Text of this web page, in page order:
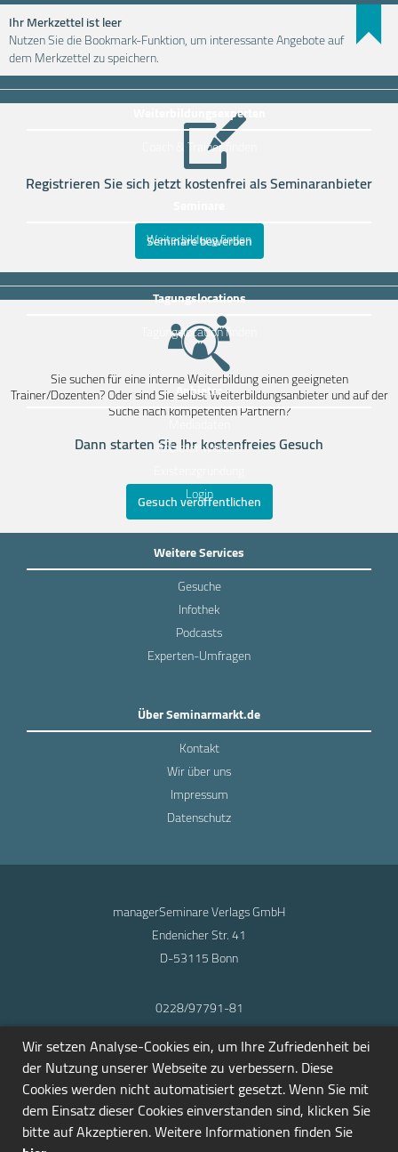
Ihr Merkzettel ist leer
Nutzen Sie die Bookmark-Funktion, um interessante Angebote auf
dem Merkzettel zu speichern.
Registrieren Sie sich jetzt kostenfrei als Seminaranbieter
Seminare bewerben
Sie suchen für eine interne Weiterbildung einen geeigneten
Trainer/Dozenten? Oder sind Sie selbst Weiterbildungsanbieter und auf der
Suche nach kompetenten Partnern?
Dann starten Sie Ihr kostenfreies Gesuch
Gesuch veröffentlichen
Weiterbildung einfach finden
Weiterbildungsexperten
Coach & Trainer finden
Weiterbildung finden
Tagungslocations
Tagungslocation finden
Anbieter
Mediadaten
Anbieter werden
Login
Weitere Services
Gesuche
Infothek
Podcasts
Experten-Umfragen
Über Seminarmarkt.de
Kontakt
Wir über uns
Impressum
Datenschutz
managerSeminare Verlags GmbH
Endenicher Str. 41
D-53115 Bonn
0228/97791-81
info@seminarmarkt.de
© 2001-2026
Wir setzen Analyse-Cookies ein, um Ihre Zufriedenheit bei
der Nutzung unserer Webseite zu verbessern. Diese
Cookies werden nicht automatisiert gesetzt. Wenn Sie mit
dem Einsatz dieser Cookies einverstanden sind, klicken Sie
bitte auf Akzeptieren. Weitere Informationen finden Sie